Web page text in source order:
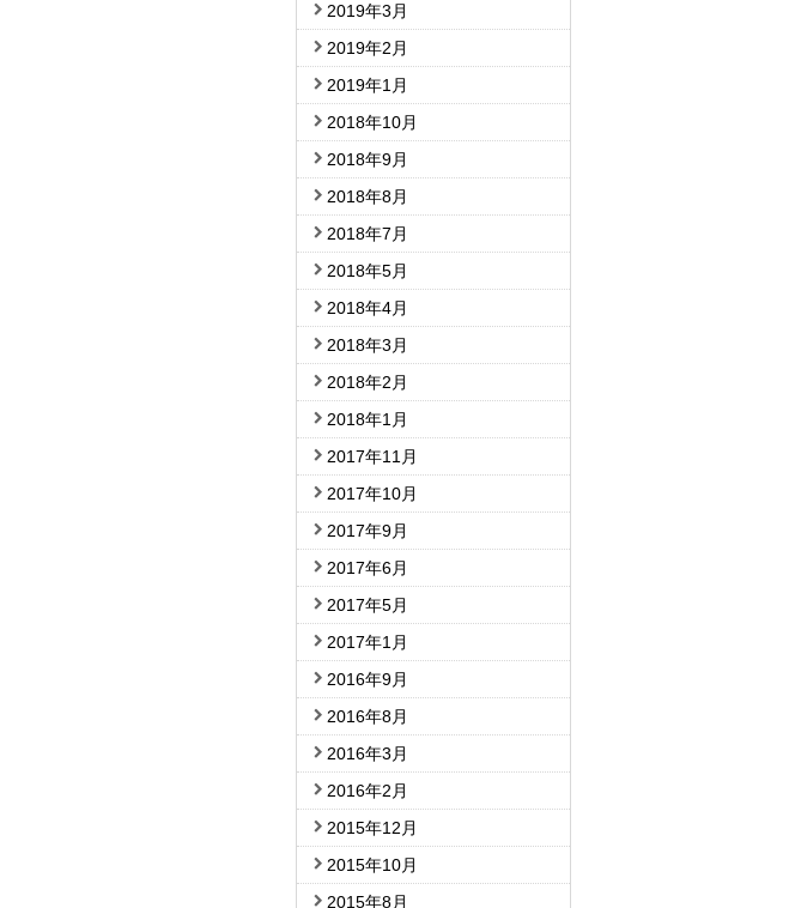
2019年3月
2019年2月
2019年1月
2018年10月
2018年9月
2018年8月
2018年7月
2018年5月
2018年4月
2018年3月
2018年2月
2018年1月
2017年11月
2017年10月
2017年9月
2017年6月
2017年5月
2017年1月
2016年9月
2016年8月
2016年3月
2016年2月
2015年12月
2015年10月
2015年8月